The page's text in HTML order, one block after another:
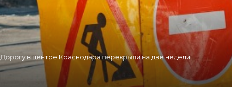
Дорогу в центре Краснодара перекрыли на две недели